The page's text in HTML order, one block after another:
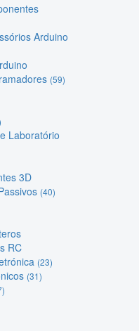
Arduino
(59)
Laboratório
3D
(40)
RC
(23)
(31)